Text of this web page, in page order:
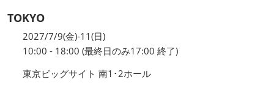
TOKYO
2027/7/9(金)-11(日)
10:00 - 18:00 (最終日のみ17:00 終了)
東京ビッグサイト 南1･2ホール